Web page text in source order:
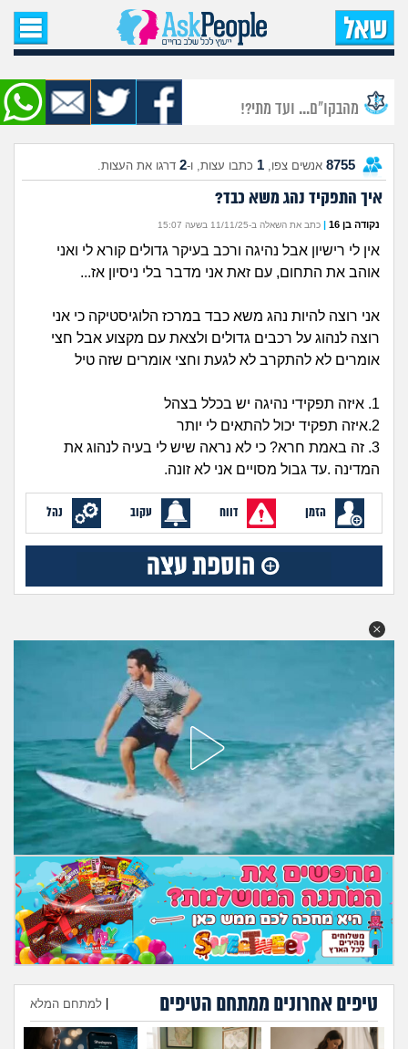
עמוד הבית
שאל שאלה
שאלות חדשות
שאלות שעוררו עניין
עצות חדשות
מה קורה כאן?
מתחם הטיפים
מדורים
היריון ולידה
הורות ומשפחה
מתבגרים
מהבקו"ם... ועד מתי?!
לימודים וסטודנטים
עבודה וקריירה
חברים ואנשים
בית, שכנים ושותפים
מה שעובר עליי
שומרים על הגוף
פיננסי וכלכלה
בין הסדינים
חיות מחמד
חיפוש שאלות
הרשמה | התחברות
מהבקו"ם... ועד מתי?!
8755 אנשים צפו, 1 כתבו עצות, ו-2 דרגו את העצות.
איך התפקיד נהג משא כבד?
נקודה בן 16 | כתב את השאלה ב-11/11/25 בשעה 15:07
אין לי רישיון אבל נהיגה ורכב בעיקר גדולים קורא לי ואני
אוהב את התחום, עם זאת אני מדבר בלי ניסיון אז...
אני רוצה להיות נהג משא כבד במרכז הלוגיסטיקה כי אני
רוצה לנהוג על רכבים גדולים ולצאת עם מקצוע אבל חצי
אומרים לא להתקרב לא לגעת וחצי אומרים שזה טיל
1. איזה תפקידי נהיגה יש בכלל בצהל
2.איזה תפקיד יכול להתאים לי יותר
3. זה באמת חרא? כי לא נראה שיש לי בעיה לנהוג את
המדינה .עד גבול מסויים אני לא זונה.
הזמן דווח עקוב נהל
טיפים אחרונים ממתחם הטיפים למתחם המלא
הוספת טיפ